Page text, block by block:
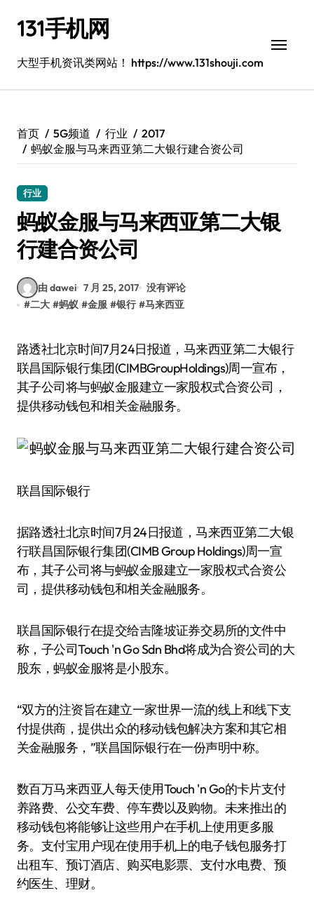
131手机网
大型手机资讯类网站！ https://www.131shouji.com
首页 5G频道 行业
2017
蚂蚁金服与马来西亚第二大银行建合资公司
行业
蚂蚁金服与马来西亚第二大银
行建合资公司
由 dawei 7 月 25, 2017 没有评论
#二大 #蚂蚁 #金服 #银行 #马来西亚
路透社北京时间7月24日报道，马来西亚第二大银行
联昌国际银行集团(CIMBGroupHoldings)周一宣布，
其子公司将与蚂蚁金服建立一家股权式合资公司，
提供移动钱包和相关金融服务。
联昌国际银行
据路透社北京时间7月24日报道，马来西亚第二大银
行联昌国际银行集团(CIMB Group Holdings)周一宣
布，其子公司将与蚂蚁金服建立一家股权式合资公
司，提供移动钱包和相关金融服务。
联昌国际银行在提交给吉隆坡证券交易所的文件中
称，子公司Touch 'n Go Sdn Bhd将成为合资公司的大
股东，蚂蚁金服将是小股东。
“双方的注资旨在建立一家世界一流的线上和线下支
付提供商，提供出众的移动钱包解决方案和其它相
关金融服务，”联昌国际银行在一份声明中称。
数百万马来西亚人每天使用Touch 'n Go的卡片支付
养路费、公交车费、停车费以及购物。未来推出的
移动钱包将能够让这些用户在手机上使用更多服
务。支付宝用户现在使用手机上的电子钱包服务打
出租车、预订酒店、购买电影票、支付水电费、预
约医生、理财。